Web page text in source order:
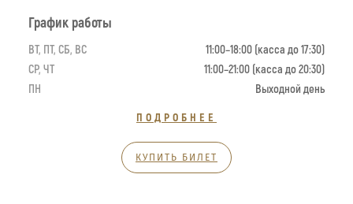
График работы
ВТ, ПТ, СБ, ВС
11:00–18:00 (касса до 17:30)
СР, ЧТ
11:00–21:00 (касса до 20:30)
ПН
Выходной день
ПОДРОБНЕЕ
КУПИТЬ БИЛЕТ